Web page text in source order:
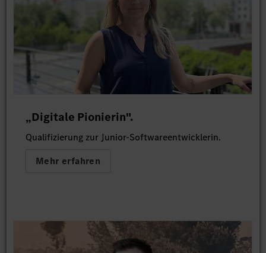
„Digitale Pionierin".
Qualifizierung zur Junior-Softwareentwicklerin.
Mehr erfahren